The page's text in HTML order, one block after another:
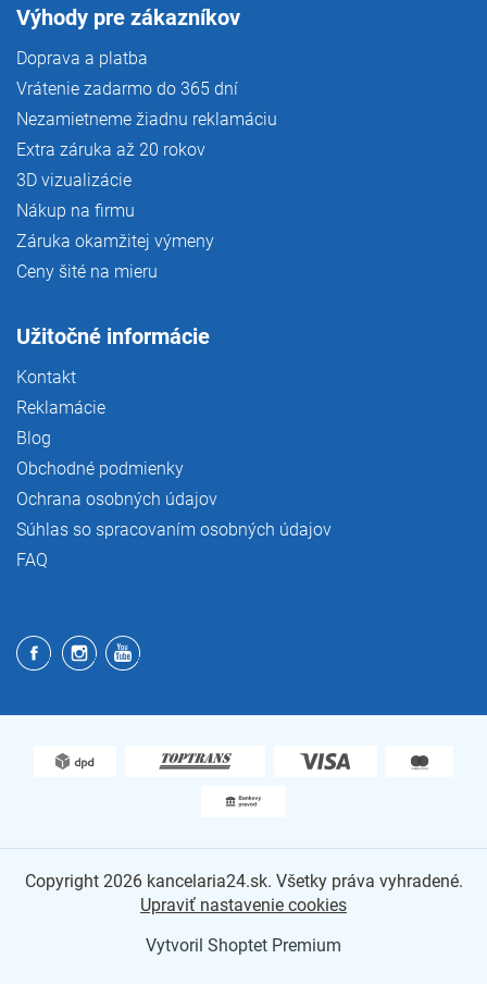
Výhody pre zákazníkov
Doprava a platba
Vrátenie zadarmo do 365 dní
Nezamietneme žiadnu reklamáciu
Extra záruka až 20 rokov
3D vizualizácie
Nákup na firmu
Záruka okamžitej výmeny
Ceny šité na mieru
Užitočné informácie
Kontakt
Reklamácie
Blog
Obchodné podmienky
Ochrana osobných údajov
Súhlas so spracovaním osobných údajov
FAQ
Vytvoril Shoptet Premium
Copyright 2026 kancelaria24.sk. Všetky práva vyhradené.
Upraviť nastavenie cookies